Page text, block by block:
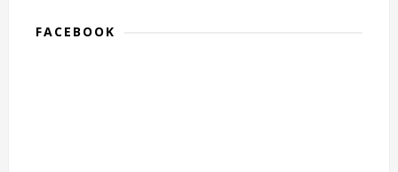
FACEBOOK